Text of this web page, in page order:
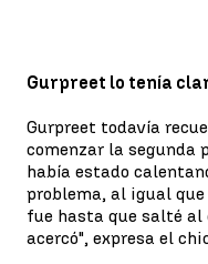
Gurpreet lo tenía
Gurpreet todavía
comenzar la segunda
había estado
problema, al igual
fue hasta que salté al
acercó", expresa el